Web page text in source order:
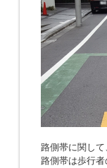
路側帯に関して
路側帯は歩行